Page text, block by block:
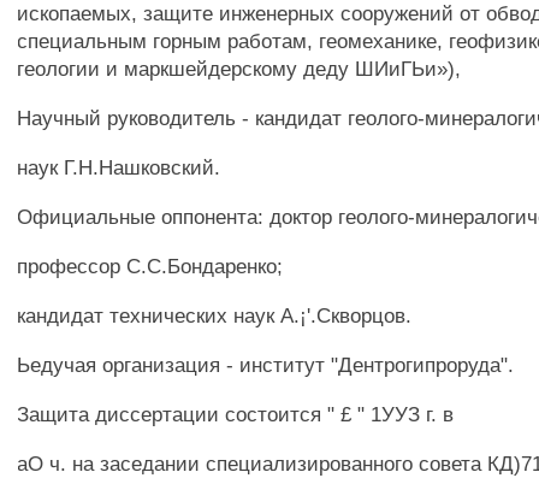
ископаемых, защите инженерных сооружений от
специальным горным работам, геомеханике,
геологии и маркшейдерскому деду ШИиГЬи»),
Научный руководитель - кандидат геолого-
наук Г.Н.Нашковский.
Официальные оппонента: доктор геолого-
профессор С.С.Бондаренко;
кандидат технических наук А.¡'.Скворцов.
Ьедучая организация - институт "Дентрогипроруда".
Защита диссертации состоится " £ " 1УУЗ г. в
аО ч. на заседании специализированного совета